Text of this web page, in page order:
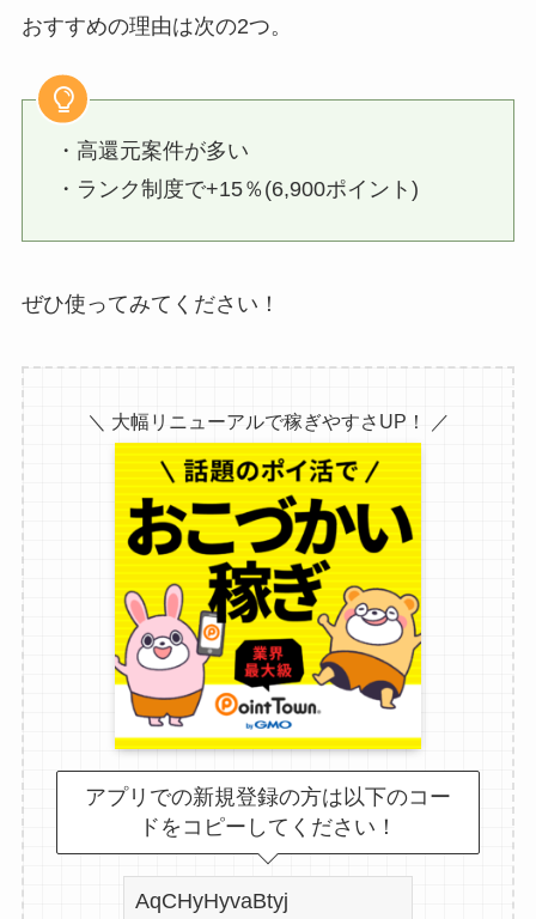
おすすめの理由は次の2つ。
・高還元案件が多い
・ランク制度で+15％(6,900ポイント)
ぜひ使ってみてください！
＼ 大幅リニューアルで稼ぎやすさUP！ ／
アプリでの新規登録の方は以下のコー
ドをコピーしてください！